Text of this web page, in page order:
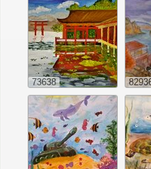
73638